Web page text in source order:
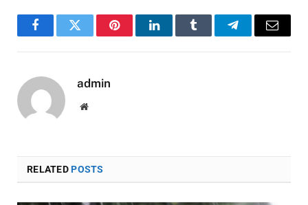
FacebookTwitter PinterestLinkedInTumblr TelegramEmail
admin
Website
RELATEDPOSTS